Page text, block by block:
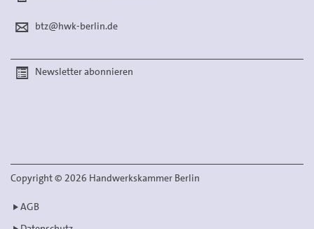
btz@hwk-berlin.de
Newsletter abonnieren
Copyright© 2026 Handwerkskammer Berlin
AGB